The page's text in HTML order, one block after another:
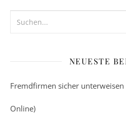
NEUESTE
Fremdfirmen sicher
Online)